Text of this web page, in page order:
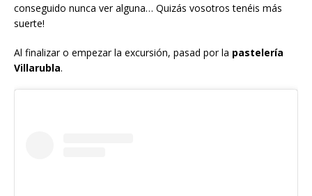
conseguido nunca ver alguna… Quizás vosotros tenéis más
suerte!
Al finalizar o empezar la excursión, pasad por la pastelería
Villarubla.